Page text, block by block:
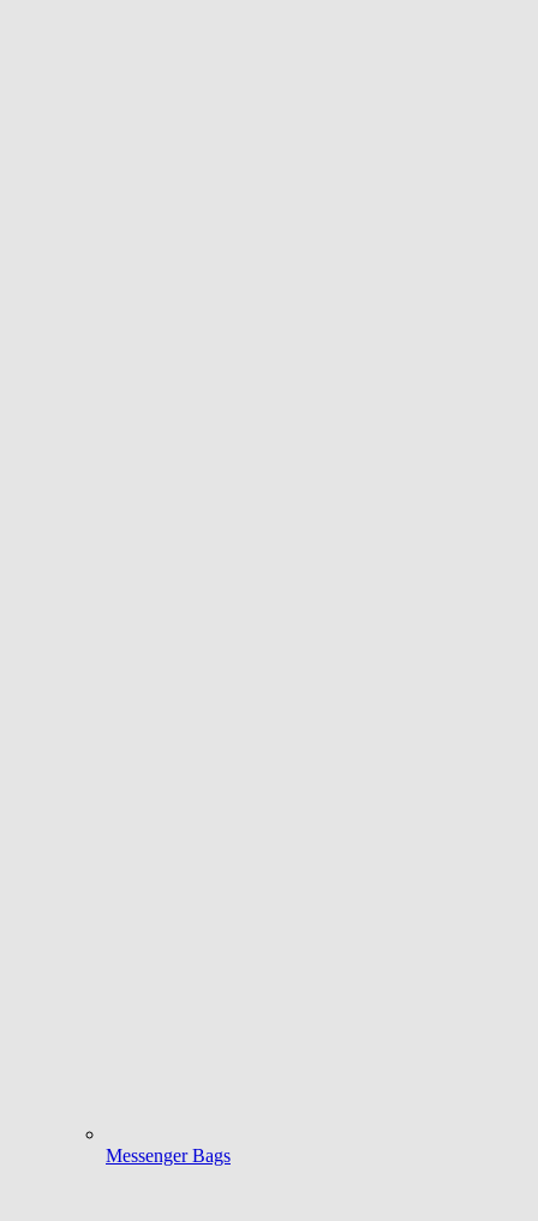
Messenger Bags